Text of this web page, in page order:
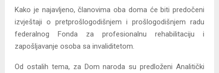
Kako je najavljeno, članovima oba doma će biti predočeni
izvještaji o pretprošlogodišnjem i prošlogodišnjem radu
federalnog Fonda za profesionalnu rehabilitaciju i
zapošljavanje osoba sa invaliditetom.
Od ostalih tema, za Dom naroda su predloženi Analitički